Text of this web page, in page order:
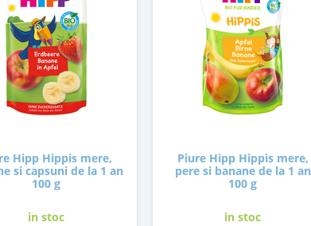
Hipp Hippis mere,
si capsuni de la 1 an
100 g
in stoc
Piure Hipp Hippis mere,
pere si banane de la 1 an
100 g
in stoc